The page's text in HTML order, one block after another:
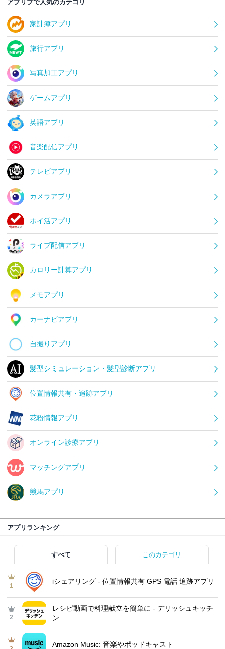
アプリブで人気のカテゴリ
家計簿アプリ
旅行アプリ
写真加工アプリ
ゲームアプリ
英語アプリ
音楽配信アプリ
テレビアプリ
カメラアプリ
ポイ活アプリ
ライブ配信アプリ
カロリー計算アプリ
メモアプリ
カーナビアプリ
自撮りアプリ
髪型シミュレーション・髪型診断アプリ
位置情報共有・追跡アプリ
花粉情報アプリ
オンライン診療アプリ
マッチングアプリ
競馬アプリ
アプリランキング
すべて このカテゴリ
1
iシェアリング - 位置情報共有 GPS 電話 追跡アプリ
2
レシピ動画で料理献立を簡単‪に - デリッシュキッチ
ン
Amazon Music: 音楽やポッドキャスト